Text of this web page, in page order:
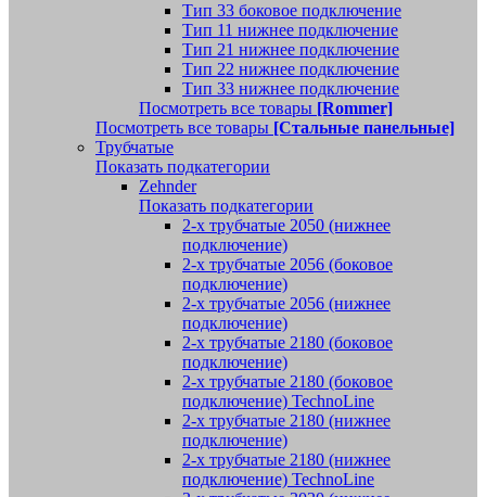
Тип 33 боковое подключение
Тип 11 нижнее подключение
Тип 21 нижнее подключение
Тип 22 нижнее подключение
Тип 33 нижнее подключение
Посмотреть все товары [Rommer]
Посмотреть все товары [Стальные панельные]
Трубчатые
Показать подкатегории
Zehnder
Показать подкатегории
2-х трубчатые 2050 (нижнее
подключение)
2-х трубчатые 2056 (боковое
подключение)
2-х трубчатые 2056 (нижнее
подключение)
2-х трубчатые 2180 (боковое
подключение)
2-х трубчатые 2180 (боковое
подключение) TechnoLine
2-х трубчатые 2180 (нижнее
подключение)
2-х трубчатые 2180 (нижнее
подключение) TechnoLine